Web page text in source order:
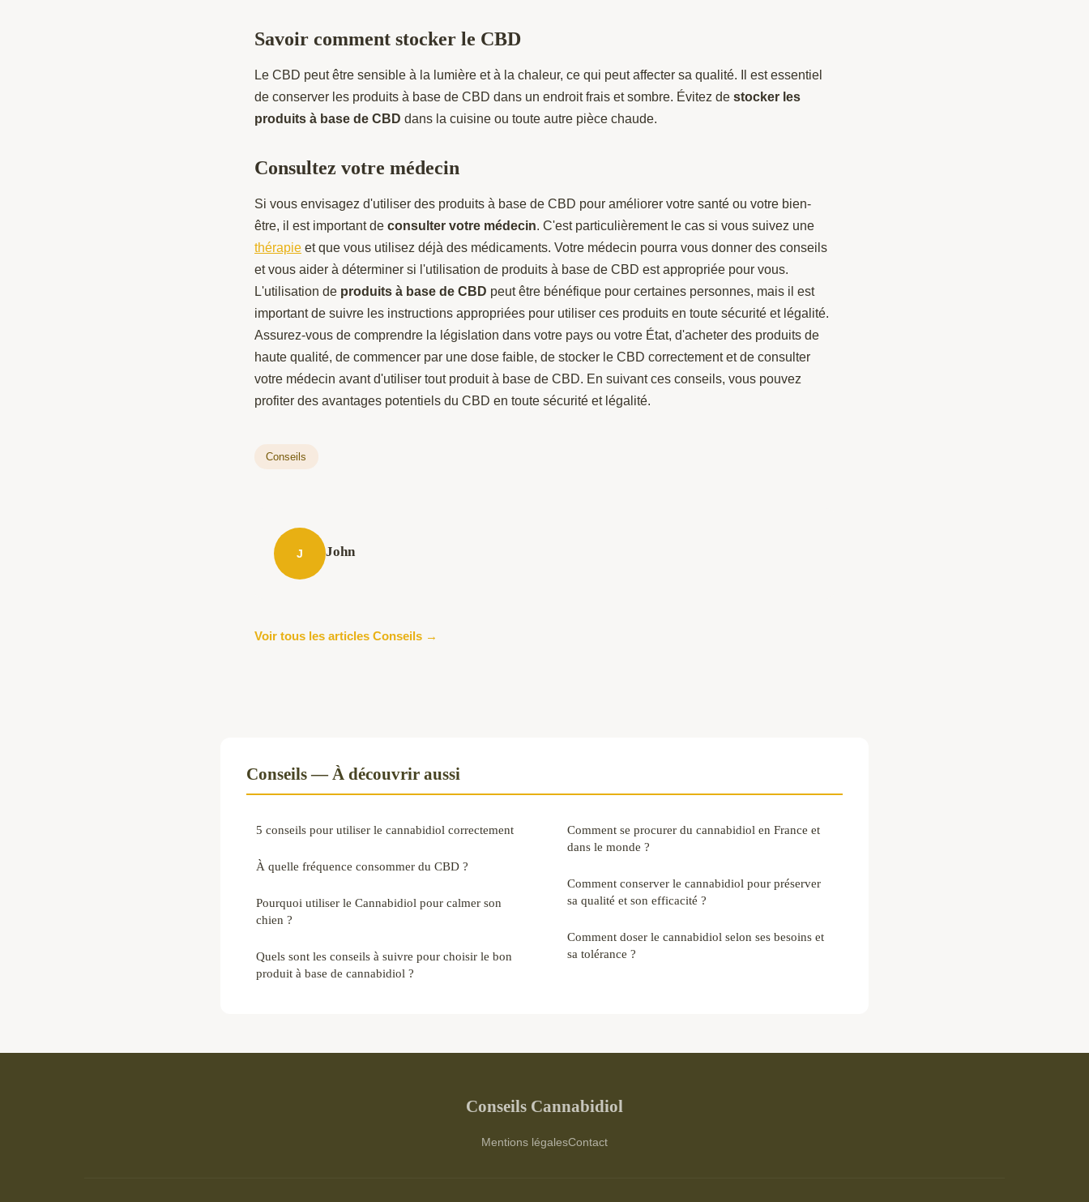
Savoir comment stocker le CBD
Le CBD peut être sensible à la lumière et à la chaleur, ce qui peut affecter sa qualité. Il est essentiel
de conserver les produits à base de CBD dans un endroit frais et sombre. Évitez de stocker les
produits à base de CBD dans la cuisine ou toute autre pièce chaude.
Consultez votre médecin
Si vous envisagez d'utiliser des produits à base de CBD pour améliorer votre santé ou votre bien-
être, il est important de consulter votre médecin. C'est particulièrement le cas si vous suivez une
thérapie et que vous utilisez déjà des médicaments. Votre médecin pourra vous donner des conseils
et vous aider à déterminer si l'utilisation de produits à base de CBD est appropriée pour vous.
L'utilisation de produits à base de CBD peut être bénéfique pour certaines personnes, mais il est
important de suivre les instructions appropriées pour utiliser ces produits en toute sécurité et légalité.
Assurez-vous de comprendre la législation dans votre pays ou votre État, d'acheter des produits de
haute qualité, de commencer par une dose faible, de stocker le CBD correctement et de consulter
votre médecin avant d'utiliser tout produit à base de CBD. En suivant ces conseils, vous pouvez
profiter des avantages potentiels du CBD en toute sécurité et légalité.
Conseils
J John
Voir tous les articles Conseils →
Conseils — À découvrir aussi
5 conseils pour utiliser le cannabidiol correctement
À quelle fréquence consommer du CBD ?
Pourquoi utiliser le Cannabidiol pour calmer son
chien ?
Quels sont les conseils à suivre pour choisir le bon
produit à base de cannabidiol ?
Comment se procurer du cannabidiol en France et
dans le monde ?
Comment conserver le cannabidiol pour préserver
sa qualité et son efficacité ?
Comment doser le cannabidiol selon ses besoins et
sa tolérance ?
Conseils Cannabidiol
Mentions légalesContact